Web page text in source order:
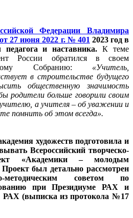
Федерации Владимира
27 июня 2022 г. № 401 2023 год в
педагога и наставника.К теме
России обратился в своем
Собранию: «Учитель,
в строительстве будущего
общественную значимость
родители больше говорили своим
а учителя – об уважении и
помнить об этом всегда».
художеств подготовила и
Всероссийский творческо-
«Академики – молодым
был детально рассмотрен
советом по
при Президиуме РАХ и
РАХ (выписка из протокола №17